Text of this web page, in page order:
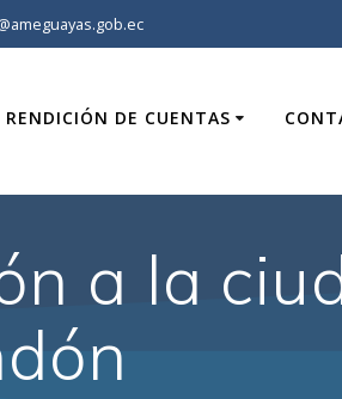
RENDICIÓN DE CUENTAS
a la